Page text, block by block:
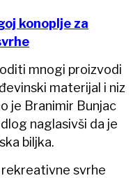
konoplje za
mnogi proizvodi
materijal i niz
je Branimir Bunjac
naglasivši da je
biljka.
rekreativne svrhe